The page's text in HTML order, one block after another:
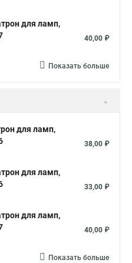
для ламп,
40,00 ₽
Показать больше
для ламп,
38,00 ₽
для ламп,
33,00 ₽
для ламп,
40,00 ₽
Показать больше